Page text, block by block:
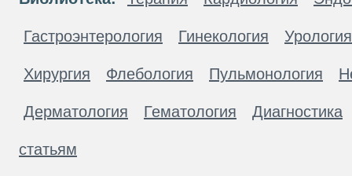
Гастроэнтерология Гинекология Урология
Хирургия Флебология Пульмонология
Дерматология Гематология Диагностика
статьям